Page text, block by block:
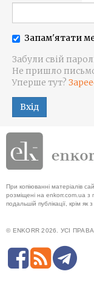
Запам'ятати
Забули свій
Не пришло
Уперше тут?
Вхід
При копіюванні матеріалів
розміщені на enkorr.com.ua з
подальшій публікації, крім як
© ENKORR 2026. УСІ